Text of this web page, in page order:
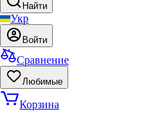
Найти
Укр
Войти
Сравнение
Любимые
Корзина